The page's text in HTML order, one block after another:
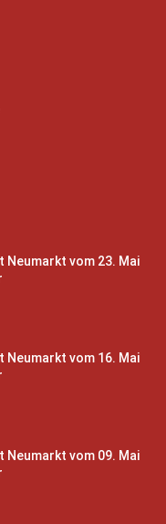
Neumarkt vom 23. Mai
Neumarkt vom 16. Mai
Neumarkt vom 09. Mai